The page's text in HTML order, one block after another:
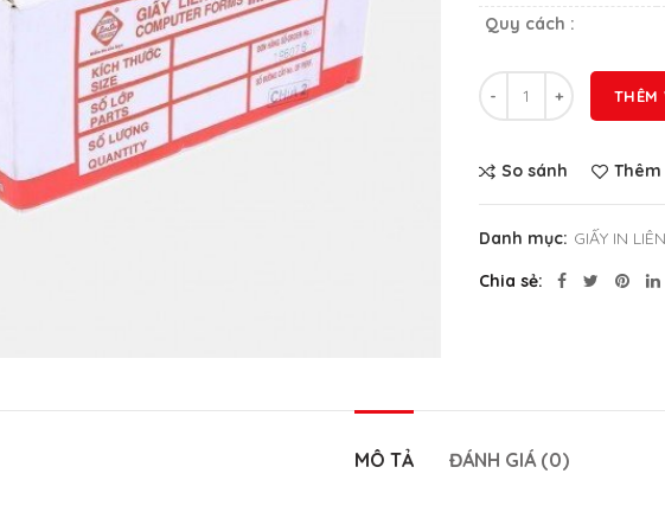
Quy cách :
Số lượng
THÊM
So sánh
Danh mục: GIẤY IN
Chia sẻ
MÔ TẢ ĐÁNH GIÁ (0)